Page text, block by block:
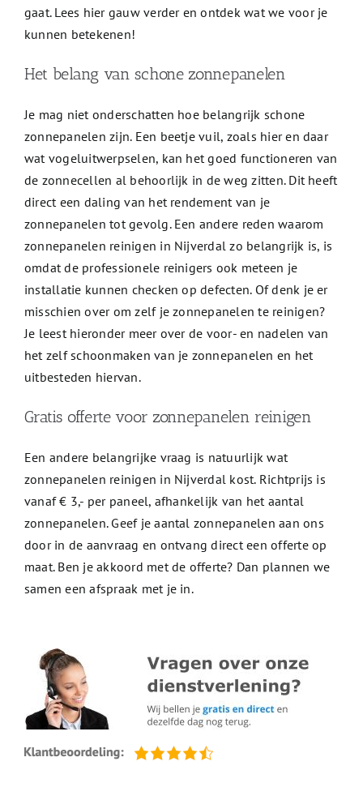
gaat. Lees hier gauw verder en ontdek wat we voor je
kunnen betekenen!
Het belang van schone zonnepanelen
Je mag niet onderschatten hoe belangrijk schone
zonnepanelen zijn. Een beetje vuil, zoals hier en daar
wat vogeluitwerpselen, kan het goed functioneren van
de zonnecellen al behoorlijk in de weg zitten. Dit heeft
direct een daling van het rendement van je
zonnepanelen tot gevolg. Een andere reden waarom
zonnepanelen reinigen in Nijverdal zo belangrijk is, is
omdat de professionele reinigers ook meteen je
installatie kunnen checken op defecten. Of denk je er
misschien over om zelf je zonnepanelen te reinigen?
Je leest hieronder meer over de voor- en nadelen van
het zelf schoonmaken van je zonnepanelen en het
uitbesteden hiervan.
Gratis offerte voor zonnepanelen reinigen
Een andere belangrijke vraag is natuurlijk wat
zonnepanelen reinigen in Nijverdal kost. Richtprijs is
vanaf € 3,- per paneel, afhankelijk van het aantal
zonnepanelen. Geef je aantal zonnepanelen aan ons
door in de aanvraag en ontvang direct een offerte op
maat. Ben je akkoord met de offerte? Dan plannen we
samen een afspraak met je in.